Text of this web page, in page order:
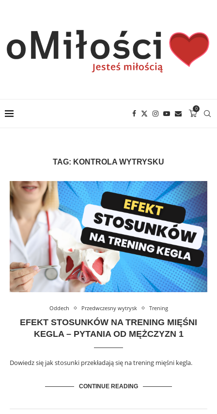
0
TAG: KONTROLA WYTRYSKU
Oddech Przedwczesny wytrysk Trening
EFEKT STOSUNKÓW NA TRENING MIĘŚNI
KEGLA – PYTANIA OD MĘŻCZYZN 1
Dowiedz się jak stosunki przekładają się na trening mięśni kegla.
CONTINUE READING